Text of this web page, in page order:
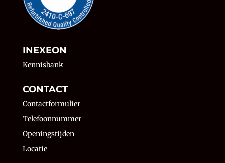
INEXEON
Kennisbank
CONTACT
Contactformulier
Telefoonnummer
Openingstijden
Locatie